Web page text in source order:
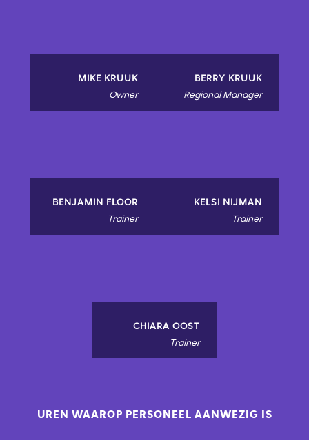
MIKE KRUUK
Owner
BERRY KRUUK
Regional Manager
BENJAMIN FLOOR
Trainer
KELSI NIJMAN
Trainer
CHIARA OOST
Trainer
UREN WAAROP PERSONEEL AANWEZIG IS